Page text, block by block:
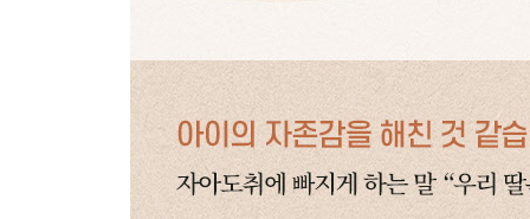
체벌만큼 아픈 언어폭력
“넌 싹수가 노랗다”
부모 스스로가 감정을 다스리세요